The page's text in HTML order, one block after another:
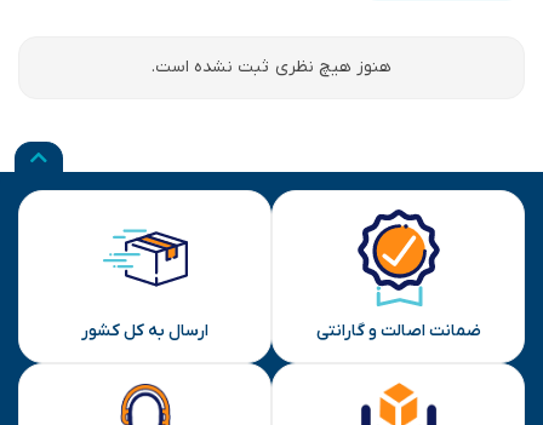
هنوز هیچ نظری ثبت نشده است.
ضمانت اصالت و گارانتی ارسال به کل کشور